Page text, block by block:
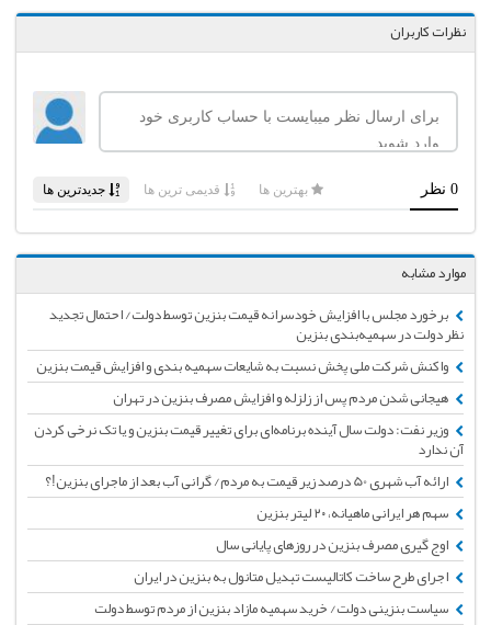
نظرات کاربران
موارد مشابه
برخورد مجلس با افزایش خودسرانه قیمت بنزین توسط دولت/ احتمال تجدید
نظر دولت در سهمیه‌بندی بنزین
واکنش شرکت ملی پخش نسبت به شایعات سهمیه بندی و افزایش قیمت بنزین
هیجانی شدن مردم پس از زلزله و افزایش مصرف بنزین در تهران
وزیر نفت: دولت سال آینده برنامه‌ای برای تغییر قیمت بنزین و یا تک نرخی کردن
آن ندارد
ارائه آب شهری 50 درصد زیر قیمت به مردم/ گرانی آب بعد از ماجرای بنزین!؟
سهم هر ایرانی ماهیانه، ۲۰ لیتر بنزین
اوج گیری مصرف بنزین در روزهای پایانی سال
اجرای طرح ساخت کاتالیست تبدیل متانول به بنزین در ایران
سیاست بنزینی دولت/ خرید سهمیه مازاد بنزین از مردم توسط دولت